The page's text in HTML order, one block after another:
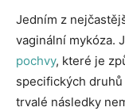
Jedním z
vaginální mykóza.
pochvy, které je
specifických
trvalé následky